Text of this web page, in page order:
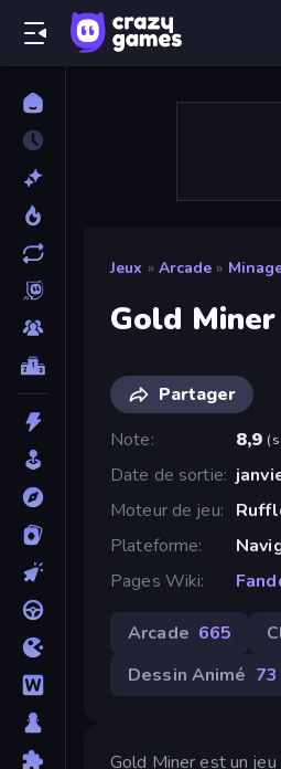
Jeux » Arcade »
Gold Miner
Partager
Note
8,9 (
Date de sortie
Moteur de jeu
Plateforme
Pages Wiki
Arcade 665
Dessin Animé 73
Gold Miner est un